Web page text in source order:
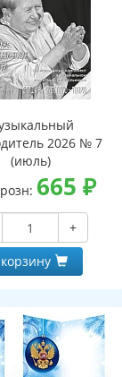
2026 № 7
(июль)
665 ₽
+